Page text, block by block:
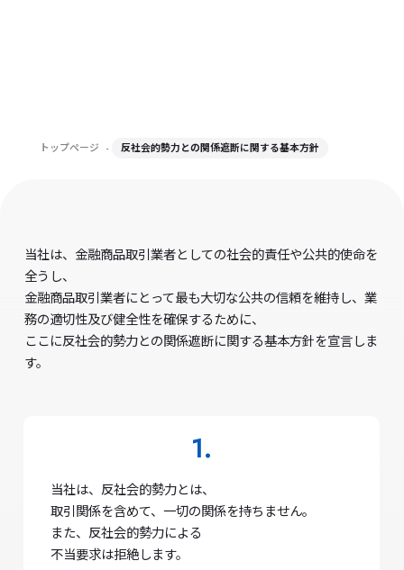
トップページ - 反社会的勢力との関係遮断に関する基本方針
当社は、金融商品取引業者としての社会的責任や公共的使命を
全うし、
金融商品取引業者にとって最も大切な公共の信頼を維持し、業
務の適切性及び健全性を確保するために、
ここに反社会的勢力との関係遮断に関する基本方針を宣言しま
す。
当社は、反社会的勢力とは、
取引関係を含めて、一切の関係を持ちません。
また、反社会的勢力による
不当要求は拒絶します。